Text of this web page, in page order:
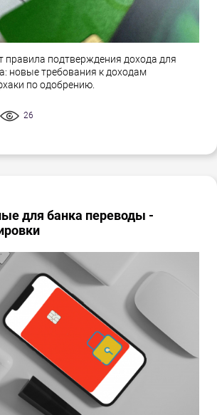
правила подтверждения дохода для
новые требования к доходам
по одобрению.
26
для банка переводы -